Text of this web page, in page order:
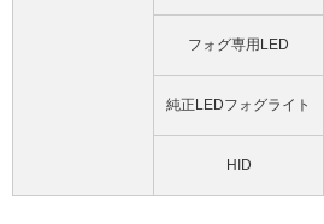
フォグ専用LED
純正LEDフォグライト
HID